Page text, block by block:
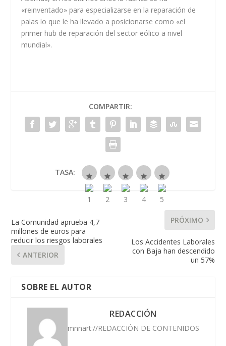
«reinventado» para especializarse en la reparación de
palas lo que le ha llevado a posicionarse como «el
primer hub de reparación del sector eólico a nivel
mundial».
COMPARTIR:
TASA:
La Comunidad aprueba 4,7
millones de euros para
reducir los riesgos laborales
ANTERIOR
PRÓXIMO
Los Accidentes Laborales
con Baja han descendido
un 57%
SOBRE EL AUTOR
REDACCIÓN
mnnart://REDACCIÓN DE CONTENIDOS